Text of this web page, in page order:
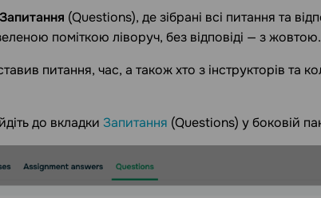
Запитання (Questions), де зібрані всі питання та
поміткою ліворуч, без відповіді — з жовтою.
питання, час, а також хто з інструкторів та
до вкладки Запитання (Questions) у боковій